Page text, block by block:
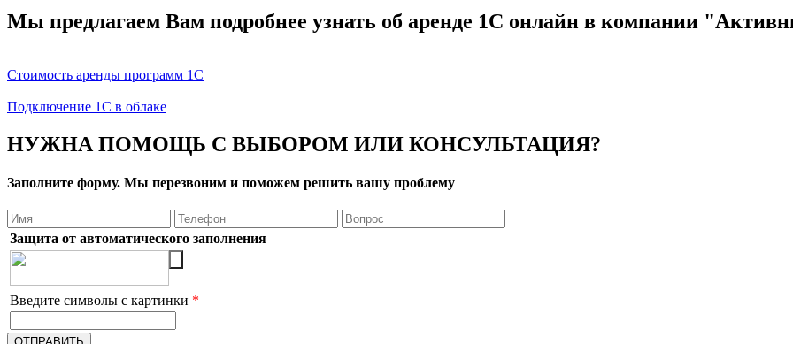
Мы предлагаем Вам подробнее узнать об аренде 1С онлайн в компании
Стоимость аренды программ 1С
Подключение 1С в облаке
НУЖНА ПОМОЩЬ С ВЫБОРОМ ИЛИ КОНСУЛЬТАЦИЯ?
Заполните форму. Мы перезвоним и поможем решить вашу проблему
Защита от автоматического заполнения
Введите символы с картинки *